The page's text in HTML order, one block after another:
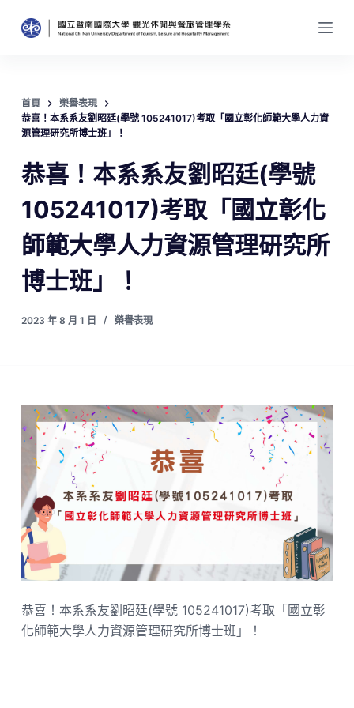
跳
至
內
容
首頁
榮譽表現
恭喜！本系系友劉昭廷(學號 105241017)考取「國立彰化師範大學人力資
源管理研究所博士班」！
恭喜！本系系友劉昭廷(學號
105241017)考取「國立彰化
師範大學人力資源管理研究所
博士班」！
2023 年 8 月 1 日 榮譽表現
恭喜！本系系友劉昭廷(學號 105241017)考取「國立彰
化師範大學人力資源管理研究所博士班」！